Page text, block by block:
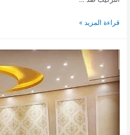
معلم
الشرقية
|0504442942
قراءة المزيد »